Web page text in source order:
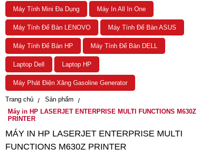
Máy Tính Mini Đa Dụng Máy In All In One
Máy Tính Để Bàn LENOVO Máy Tính Để Bàn ASUS
Máy Tính Để Bàn HP Máy Tính Để Bàn DELL
Laptop Dell Laptop HP
Máy Phát Điện Xăng Gasoline Generator
Trang chủ
Sản phẩm
Máy in HP LASERJET ENTERPRISE MULTI FUNCTIONS M630Z
PRINTER
MÁY IN HP LASERJET ENTERPRISE MULTI
FUNCTIONS M630Z PRINTER